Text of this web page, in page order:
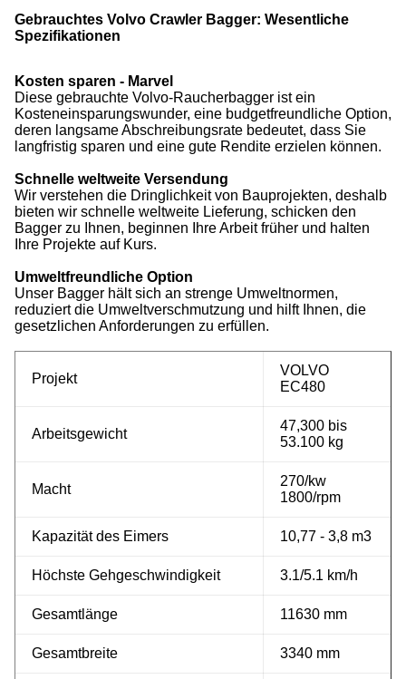
Gebrauchtes Volvo Crawler Bagger: Wesentliche
Spezifikationen
Kosten sparen - Marvel
Diese gebrauchte Volvo-Raucherbagger ist ein
Kosteneinsparungswunder, eine budgetfreundliche Option,
deren langsame Abschreibungsrate bedeutet, dass Sie
langfristig sparen und eine gute Rendite erzielen können.
Schnelle weltweite Versendung
Wir verstehen die Dringlichkeit von Bauprojekten, deshalb
bieten wir schnelle weltweite Lieferung, schicken den
Bagger zu Ihnen, beginnen Ihre Arbeit früher und halten
Ihre Projekte auf Kurs.
Umweltfreundliche Option
Unser Bagger hält sich an strenge Umweltnormen,
reduziert die Umweltverschmutzung und hilft Ihnen, die
gesetzlichen Anforderungen zu erfüllen.
Projekt
VOLVO
EC480
Arbeitsgewicht
47,300 bis
53.100 kg
Macht
270/kw
1800/rpm
Kapazität des Eimers 10,77 - 3,8 m3
Höchste Gehgeschwindigkeit 3.1/5.1 km/h
Gesamtlänge 11630 mm
Gesamtbreite 3340 mm